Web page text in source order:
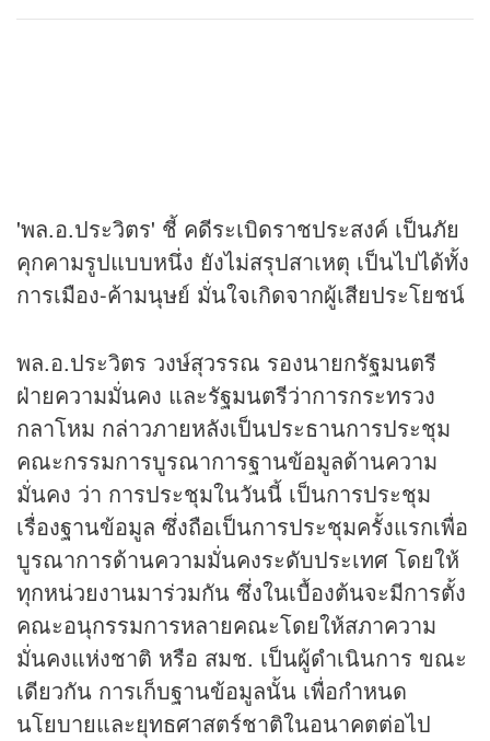
'พล.อ.ประวิตร' ชี้ คดีระเบิดราชประสงค์ เป็นภัย
คุกคามรูปแบบหนึ่ง ยังไม่สรุปสาเหตุ เป็นไปได้ทั้ง
การเมือง-ค้ามนุษย์ มั่นใจเกิดจากผู้เสียประโยชน์
พล.อ.ประวิตร วงษ์สุวรรณ รองนายกรัฐมนตรี
ฝ่ายความมั่นคง และรัฐมนตรีว่าการกระทรวง
กลาโหม กล่าวภายหลังเป็นประธานการประชุม
คณะกรรมการบูรณาการฐานข้อมูลด้านความ
มั่นคง ว่า การประชุมในวันนี้ เป็นการประชุม
เรื่องฐานข้อมูล ซึ่งถือเป็นการประชุมครั้งแรกเพื่อ
บูรณาการด้านความมั่นคงระดับประเทศ โดยให้
ทุกหน่วยงานมาร่วมกัน ซึ่งในเบื้องต้นจะมีการตั้ง
คณะอนุกรรมการหลายคณะโดยให้สภาความ
มั่นคงแห่งชาติ หรือ สมช. เป็นผู้ดำเนินการ ขณะ
เดียวกัน การเก็บฐานข้อมูลนั้น เพื่อกำหนด
นโยบายและยุทธศาสตร์ชาติในอนาคตต่อไป